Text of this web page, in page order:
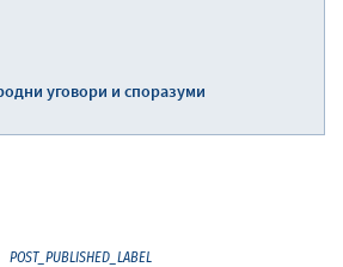
уговори и споразуми
POST_PUBLISHED_LABEL